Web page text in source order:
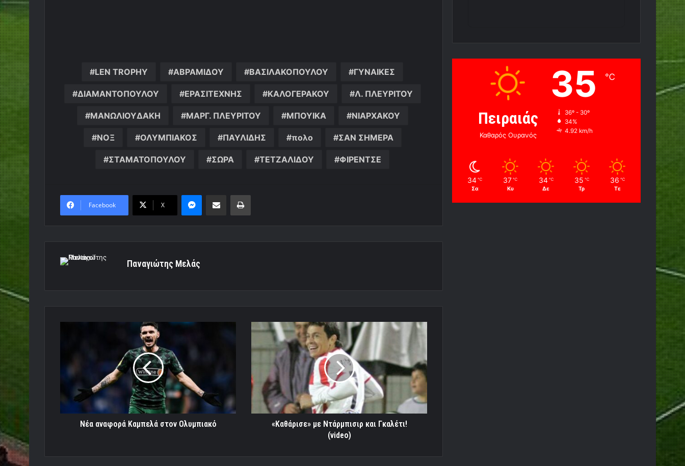
LEN TROPHY ΑΒΡΑΜΙΔΟΥ ΒΑΣΙΛΑΚΟΠΟΥΛΟΥ ΓΥΝΑΙΚΕΣ
ΔΙΑΜΑΝΤΟΠΟΥΛΟΥ ΕΡΑΣΙΤΕΧΝΗΣ ΚΑΛΟΓΕΡΑΚΟΥ Λ. ΠΛΕΥΡΙΤΟΥ
ΜΑΝΩΛΙΟΥΔΑΚΗ ΜΑΡΓ. ΠΛΕΥΡΙΤΟΥ ΜΠΟΥΙΚΑ ΝΙΑΡΧΑΚΟΥ
ΝΟΞ ΟΛΥΜΠΙΑΚΟΣ ΠΑΥΛΙΔΗΣ πολο ΣΑΝ ΣΗΜΕΡΑ
ΣΤΑΜΑΤΟΠΟΥΛΟΥ ΣΩΡΑ ΤΕΤΖΑΛΙΔΟΥ ΦΙΡΕΝΤΣΕ
Facebook X
MessengerΚοινοποίηση μέσω ηλεκτρονικού ταχυδρομείουΕκτύπωση
Παναγιώτης Μελάς
Ολυμπιακό
Νέα αναφορά Καμπελά στον Ολυμπιακό
«Καθάρισε»
Ντάρμπισιρ
Γκαλέτι!
(video)
«Καθάρισε» με Ντάρμπισιρ και Γκαλέτι!
(video)
Πειραιάς
Καθαρός Ουρανός
35 ℃
36º - 30º
34%
4.92 km/h
34 ℃
Σα
37 ℃
Κυ
34 ℃
Δε
35 ℃
Τρ
36 ℃
Τε